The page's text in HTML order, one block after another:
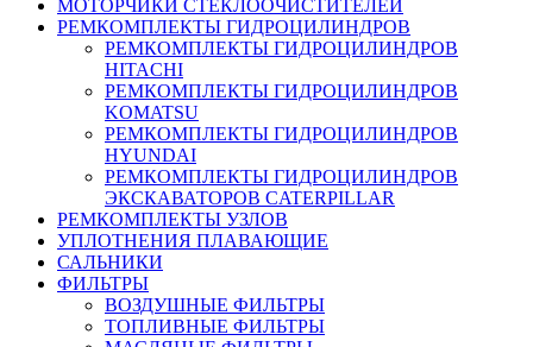
МОТОРЧИКИ СТЕКЛООЧИСТИТЕЛЕЙ
РЕМКОМПЛЕКТЫ ГИДРОЦИЛИНДРОВ
РЕМКОМПЛЕКТЫ ГИДРОЦИЛИНДРОВ
HITACHI
РЕМКОМПЛЕКТЫ ГИДРОЦИЛИНДРОВ
KOMATSU
РЕМКОМПЛЕКТЫ ГИДРОЦИЛИНДРОВ
HYUNDAI
РЕМКОМПЛЕКТЫ ГИДРОЦИЛИНДРОВ
ЭКСКАВАТОРОВ CATERPILLAR
РЕМКОМПЛЕКТЫ УЗЛОВ
УПЛОТНЕНИЯ ПЛАВАЮЩИЕ
САЛЬНИКИ
ФИЛЬТРЫ
ВОЗДУШНЫЕ ФИЛЬТРЫ
ТОПЛИВНЫЕ ФИЛЬТРЫ